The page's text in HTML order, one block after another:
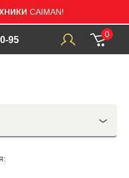
CAIMAN!
95
0